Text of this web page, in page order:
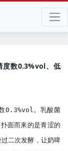
度数0.3%vol、低
0.3%vol。乳酸菌
面而来的是青涩的
二次发酵，让奶啤